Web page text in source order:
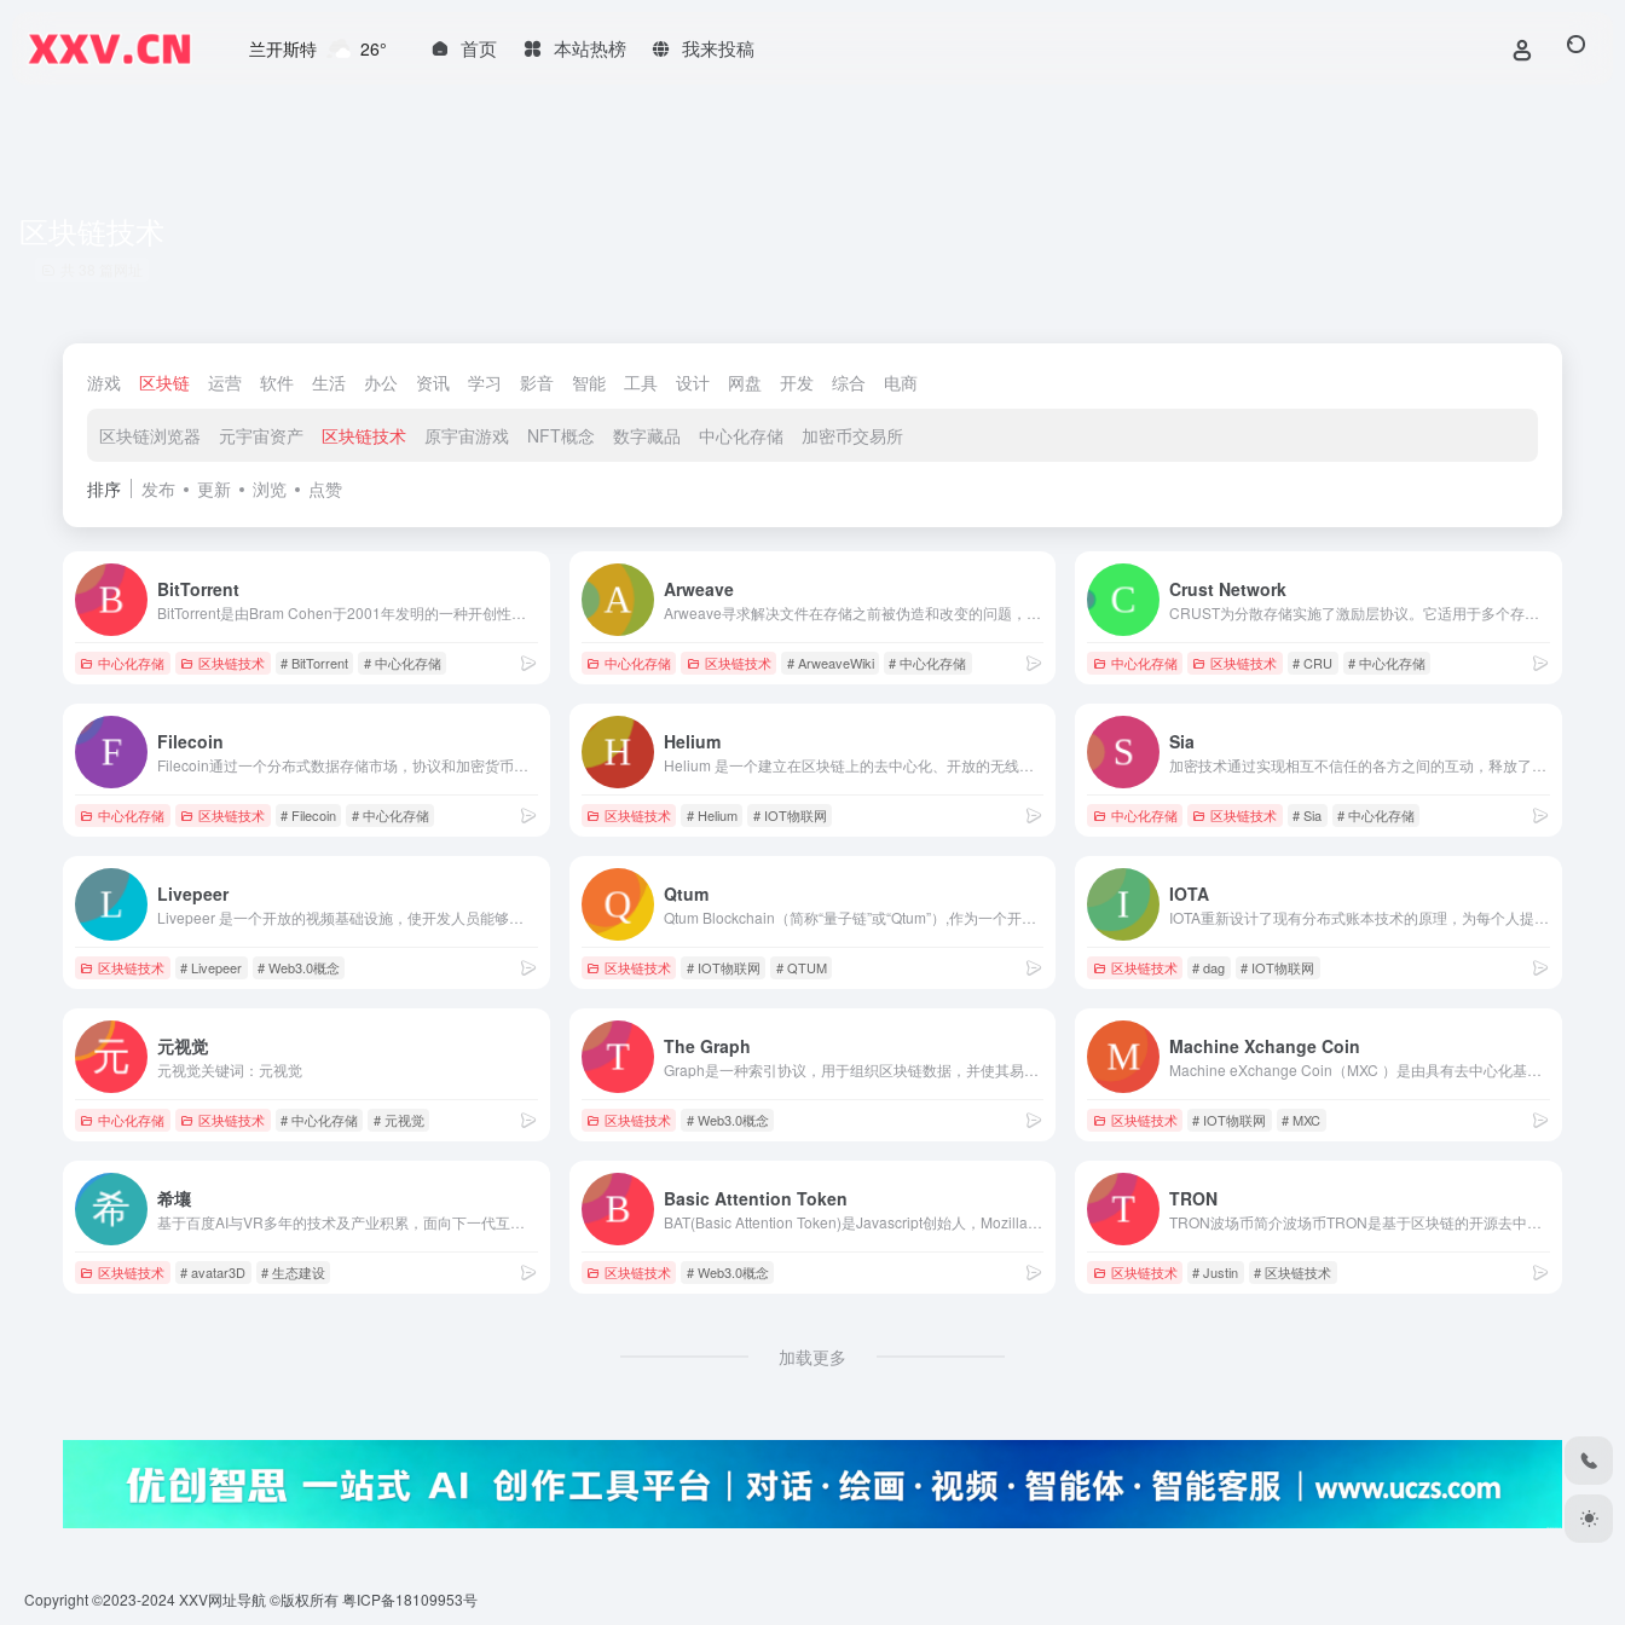
兰开斯特 26° 首页 本站热榜 我来投稿
游戏 区块链 运营 软件 生活 办公 资讯 学习 影音 智能 工具 设计 网盘 开发 综合 电商
区块链浏览器 元宇宙资产 区块链技术 原宇宙游戏 NFT概念 数字藏品 中心化存储 加密币交易所
排序 发布 更新 浏览 点赞
BitTorrent
中心化存储 区块链技术 # BitTorrent # 中心化存储
Arweave
中心化存储 区块链技术 # ArweaveWiki # 中心化存储
Crust Network
中心化存储 区块链技术 # CRU # 中心化存储
Filecoin
中心化存储 区块链技术 # Filecoin # 中心化存储
Helium
区块链技术 # Helium # IOT物联网
Sia
中心化存储 区块链技术 # Sia # 中心化存储
Livepeer
区块链技术 # Livepeer # Web3.0概念
Qtum
Qtum Blockchain（简称“量子链”或“Qtum”）,作为一个开源区块链项目，是首个建立在 UTXO 模型之上，采用 PoS 共识机制和去中心化治理机制，且兼容多虚拟机的价值传输网络和智能合约平台。通过全新设计的账户抽象层（AAL）将比特币和以太坊生态连接，分层设计为量子链区块链带来了更多灵活性，同一条区块链兼容多种虚拟机或智能合约运行环境，现有应用可以在移动设备上实时交互，不断拓展更多的区块链商用特性,Qtum拓宽智能合约生态，首创的x86虚拟机将使下一代去中心化应用的设想成为现实 —— 开发者可以采用多种主流编程语言进行智能合约的开发。 2017年Qtum量子链主干全球网络正式上线，节点高峰时期仅次于以太坊与比特币，全球节点超过24个国家。关键词：Qtum
区块链技术 # IOT物联网 # QTUM
IOTA
区块链技术 # dag # IOT物联网
元视觉
元视觉关键词：元视觉
中心化存储 区块链技术 # 中心化存储 # 元视觉
The Graph
区块链技术 # Web3.0概念
Machine Xchange Coin
区块链技术 # IOT物联网 # MXC
希壤
区块链技术 # avatar3D # 生态建设
Basic Attention Token
区块链技术 # Web3.0概念
TRON
区块链技术 # Justin # 区块链技术
加载更多
Copyright ©2023-2024XXV网址导航©版权所有粤ICP备18109953号